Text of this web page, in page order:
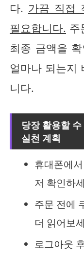
다. 가끔 직접
필요합니다. 주
최종 금액을
얼마나 되는지
니다.
당장 활용할
실천 계획
휴대폰에
저 확인하
주문 전에
더 읽어보
로그아웃